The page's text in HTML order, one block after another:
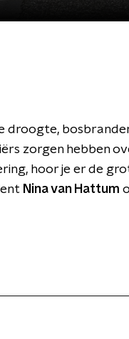
droogte,
zorgen hebben
hoor je er de
Nina van Hattum